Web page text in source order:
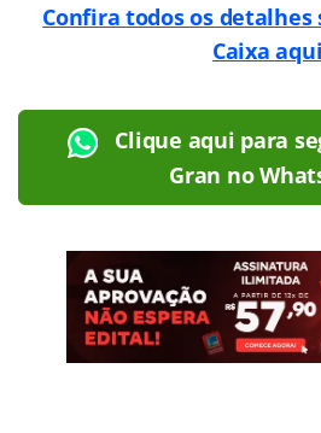
Confira todos os detalhes
Caixa
Clique aqui para
Gran no